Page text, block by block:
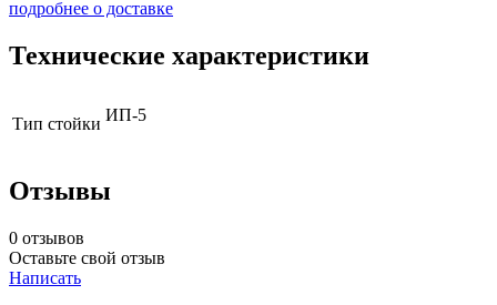
подробнее о доставке
Технические характеристики
Тип стойки ИП-5
Отзывы
0 отзывов
Оставьте свой отзыв
Написать